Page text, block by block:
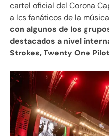
cartel oficial del Corona
a los fanáticos de la
con algunos de los
destacados a nivel
Strokes, Twenty One